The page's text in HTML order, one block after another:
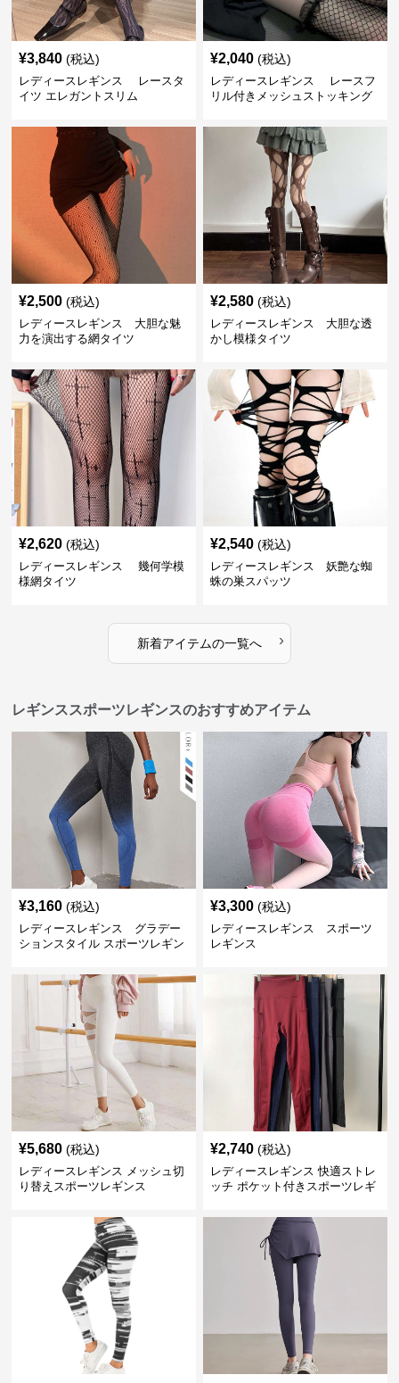
¥3,840 (税込)
レディースレギンス レースタ
イツ エレガントスリム
¥2,040 (税込)
レディースレギンス レースフ
リル付きメッシュストッキング
¥2,500 (税込)
レディースレギンス 大胆な魅
力を演出する網タイツ
¥2,580 (税込)
レディースレギンス 大胆な透
かし模様タイツ
¥2,620 (税込)
レディースレギンス 幾何学模
様網タイツ
¥2,540 (税込)
レディースレギンス 妖艶な蜘
蛛の巣スパッツ
新着アイテムの一覧へ ›
レギンススポーツレギンスのおすすめアイテム
¥3,160 (税込)
レディースレギンス グラデー
ションスタイル スポーツレギン
¥3,300 (税込)
レディースレギンス スポーツ
レギンス
¥5,680 (税込)
レディースレギンス メッシュ切
り替えスポーツレギンス
¥2,740 (税込)
レディースレギンス 快適ストレ
ッチ ポケット付きスポーツレギ